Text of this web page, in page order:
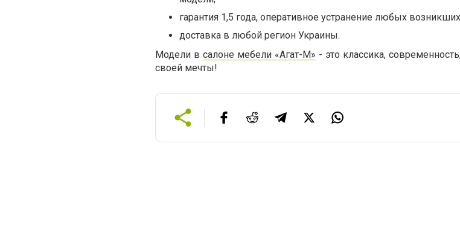
гарантия 1,5 года, оперативное устранение любых
доставка в любой регион Украины.
Модели в салоне мебели «Агат-М» - это классика,
своей мечты!